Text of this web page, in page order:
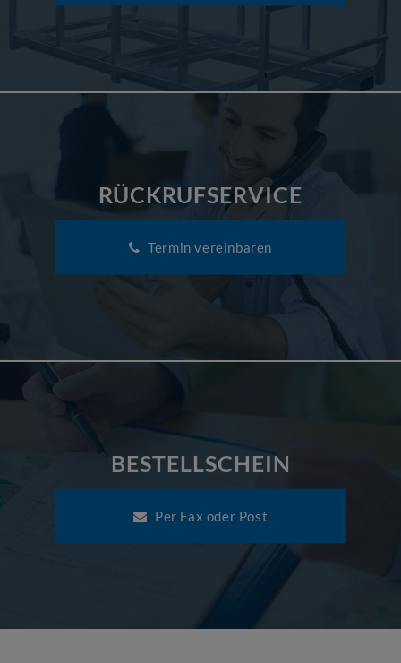
RÜCKRUFSERVICE
Termin vereinbaren
BESTELLSCHEIN
Per Fax oder Post